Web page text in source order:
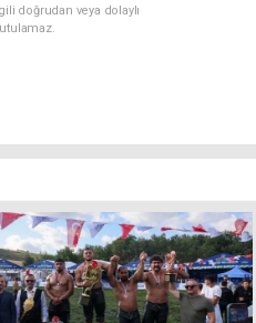
doğrudan veya dolaylı